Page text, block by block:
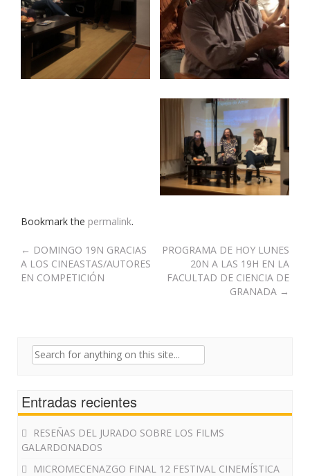
Bookmark the permalink.
Post
navigation
← DOMINGO 19N GRACIAS
A LOS CINEASTAS/AUTORES
EN COMPETICIÓN
PROGRAMA DE HOY LUNES
20N A LAS 19H EN LA
FACULTAD DE CIENCIA DE
GRANADA →
Search
Entradas recientes
RESEÑAS DEL JURADO SOBRE LOS FILMS
GALARDONADOS
MICROMECENAZGO FINAL 12 FESTIVAL CINEMÍSTICA